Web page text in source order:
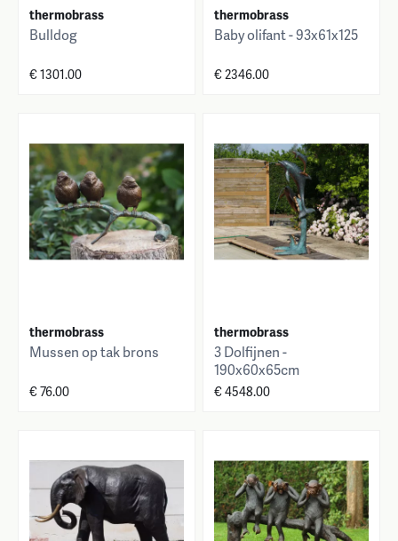
thermobrass
Bulldog
€ 1301.00
thermobrass
Baby olifant - 93x61x125
€ 2346.00
thermobrass
Mussen op tak brons
€ 76.00
thermobrass
3 Dolfijnen -
190x60x65cm
€ 4548.00